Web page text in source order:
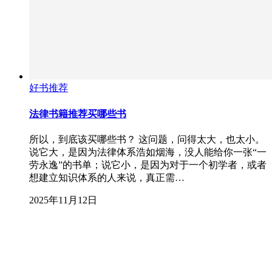
好书推荐
法律书籍推荐买哪些书
所以，到底该买哪些书？ 这问题，问得太大，也太小。
说它大，是因为法律体系浩如烟海，没人能给你一张“一
劳永逸”的书单；说它小，是因为对于一个初学者，或者
想建立知识体系的人来说，真正需…
2025年11月12日